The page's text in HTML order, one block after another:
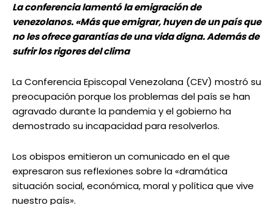
La conferencia lamentó la emigración de
venezolanos. «Más que emigrar, huyen de un país que
no les ofrece garantías de una vida digna. Además de
sufrir los rigores del clima
La Conferencia Episcopal Venezolana (CEV) mostró su
preocupación porque los problemas del país se han
agravado durante la pandemia y el gobierno ha
demostrado su incapacidad para resolverlos.
Los obispos emitieron un comunicado en el que
expresaron sus reflexiones sobre la «dramática
situación social, económica, moral y política que vive
nuestro país».